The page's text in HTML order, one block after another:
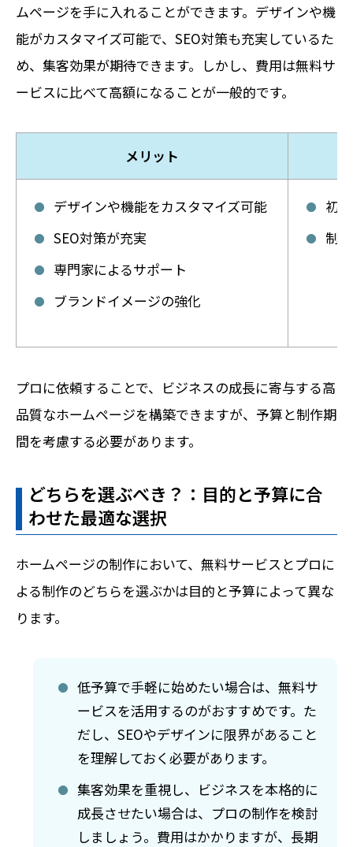
ムページを手に入れることができます。デザインや機
能がカスタマイズ可能で、SEO対策も充実しているた
め、集客効果が期待できます。しかし、費用は無料サ
ービスに比べて高額になることが一般的です。
メリット
デザインや機能をカスタマイズ可能
SEO対策が充実
専門家によるサポート
ブランドイメージの強化
初
制
プロに依頼することで、ビジネスの成長に寄与する高
品質なホームページを構築できますが、予算と制作期
間を考慮する必要があります。
どちらを選ぶべき？：目的と予算に合
わせた最適な選択
ホームページの制作において、無料サービスとプロに
よる制作のどちらを選ぶかは目的と予算によって異な
ります。
低予算で手軽に始めたい場合は、無料サ
ービスを活用するのがおすすめです。た
だし、SEOやデザインに限界があること
を理解しておく必要があります。
集客効果を重視し、ビジネスを本格的に
成長させたい場合は、プロの制作を検討
しましょう。費用はかかりますが、長期